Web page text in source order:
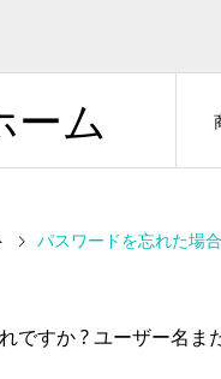
ーム
パスワードを忘れた場合
ですか ? ユーザー名ま